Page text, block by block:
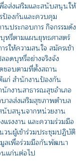
อส่งเสริมและสนับสนุนให้
ป้องกันและควบคุม
ประกอบการ กิจกรรมดัง
หรี่ตามแผนยุทธศาสตร์
ให้ความสนใจ สมัครเข้า
อดบุหรี่อย่างจริงจัง
อบตามที่ตั้งสถาน
ก่ สำนักงานป้องกัน
กงานสาธารณสุขอำเภอ
าลส่งเสริมสุขภาพตำบล
นับสนุนจากหน่วยงาน
รงงาน และความร่วมมือ
วนผู้เข้าร่วมประชุมปฏิบัติ
ลเพื่อร่วมมือกันพัฒนา
แก่นต่อไป